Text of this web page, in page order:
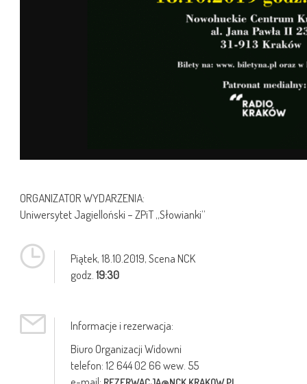
ORGANIZATOR WYDARZENIA:
Uniwersytet Jagielloński – ZPiT „Słowianki”
Piątek,18.10.2019, Scena NCK
godz. 19:30
Informacje i rezerwacja:
Biuro Organizacji Widowni
telefon: 12 644 02 66 wew. 55